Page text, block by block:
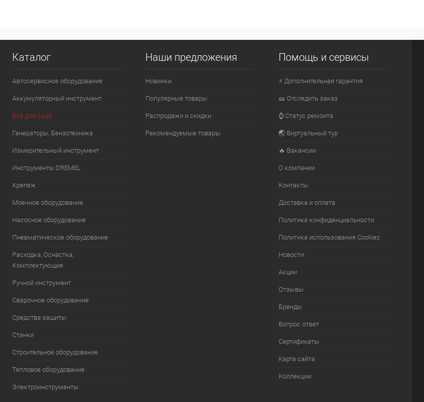
В избранное
В избранное
Недоступно
В избранное
Недоступно
Каталог
Автосервисное оборудование
Аккумуляторный инструмент
Все для сада
Генераторы, Бензотехника
Измерительный инструмент
Инструменты DREMEL
Крепеж
Моечное оборудование
Насосное оборудование
Пневматическое оборудование
Расходка, Оснастка,
Комплектующие
Ручной инструмент
Сварочное оборудование
Средства защиты
Станки
Строительное оборудование
Тепловое оборудование
Электроинструменты
Наши предложения
Новинки
Популярные товары
Распродажи и скидки
Рекомендуемые товары
Помощь и сервисы
⚡ Дополнительная гарантия
🎫 Отследить заказ
⌚ Статус ремонта
🌏 Виртуальный тур
🔥 Вакансии
О компании
Контакты
Доставка и оплата
Политика конфиденциальности
Политика использования Cookies
Новости
Акции
Отзывы
Бренды
Вопрос ответ
Сертификаты
Карта сайта
Коллекции